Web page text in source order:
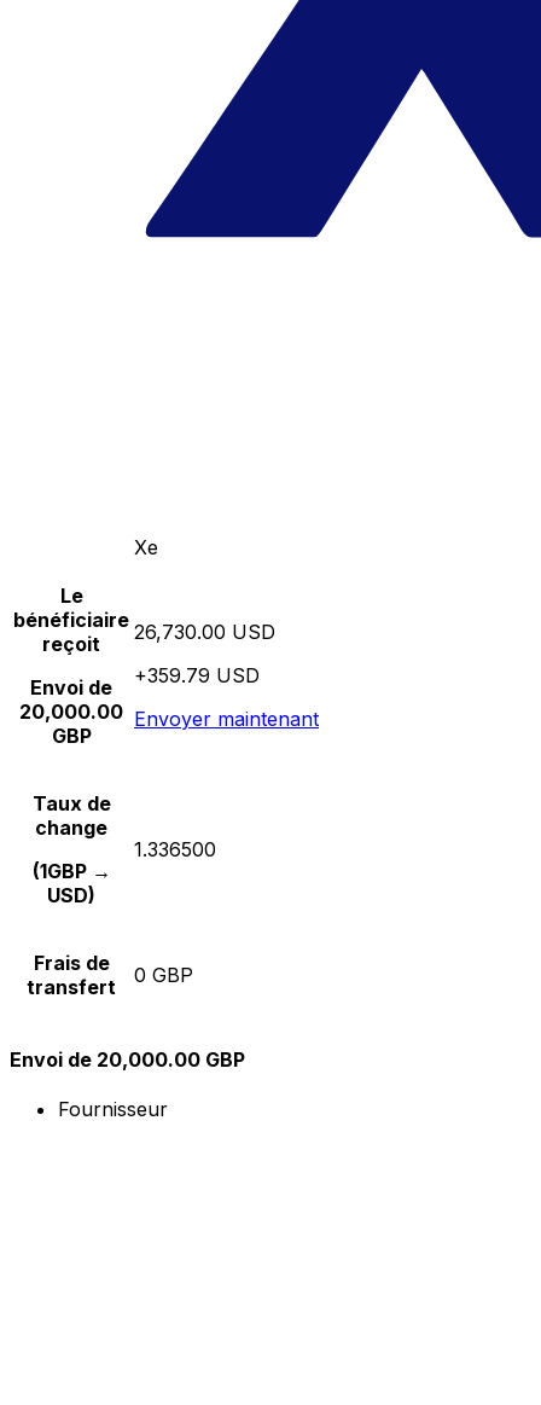
Xe
Le
bénéficiaire
reçoit
Envoi de
20,000.00
GBP
26,730.00 USD
+359.79 USD
Envoyer maintenant
Taux de
change
(1GBP →
USD)
1.336500
Frais de
transfert
0 GBP
Envoi de 20,000.00 GBP
Fournisseur